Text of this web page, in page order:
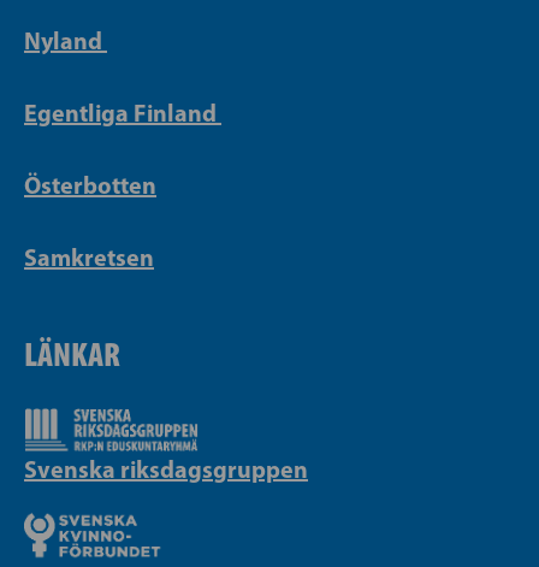
Nyland
Egentliga Finland
Österbotten
Samkretsen
LÄNKAR
Svenska riksdagsgruppen